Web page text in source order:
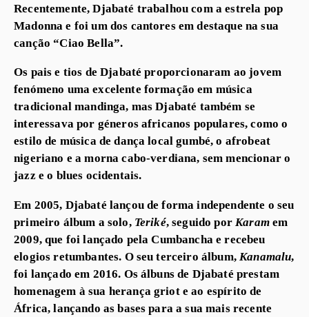
Recentemente, Djabaté trabalhou com a estrela pop
Madonna e foi um dos cantores em destaque na sua
canção “Ciao Bella”.
Os pais e tios de Djabaté proporcionaram ao jovem
fenómeno uma excelente formação em música
tradicional mandinga, mas Djabaté também se
interessava por géneros africanos populares, como o
estilo de música de dança local gumbé, o afrobeat
nigeriano e a morna cabo-verdiana, sem mencionar o
jazz e o blues ocidentais.
Em 2005, Djabaté lançou de forma independente o seu
primeiro álbum a solo, Teriké, seguido por Karamem
2009, que foi lançado pela Cumbancha e recebeu
elogios retumbantes. O seu terceiro álbum, Kanamalu,
foi lançado em 2016. Os álbuns de Djabaté prestam
homenagem à sua herança griot e ao espírito de
África, lançando as bases para a sua mais recente